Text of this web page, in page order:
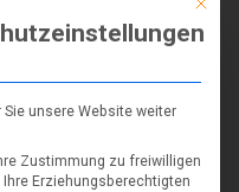
700/65
unsere Website weiter
Zustimmung zu freiwilligen
Erziehungsberechtigten